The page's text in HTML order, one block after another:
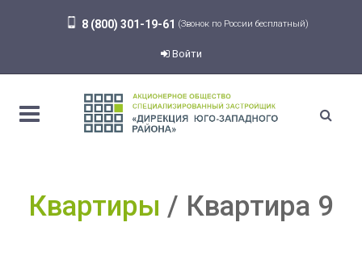
8 (800) 301-19-61 (Звонок по России бесплатный)
Войти
Квартиры Квартира 9